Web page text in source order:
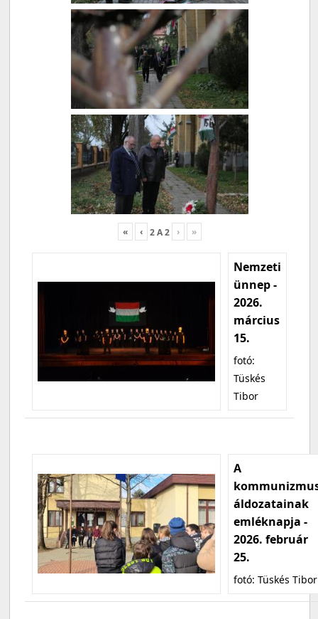
« ‹ 2A2 › »
Nemzeti
ünnep -
2026.
március
15.
fotó:
Tüskés
Tibor
A
áldozatainak
emléknapja -
2026. február
25.
fotó: Tüskés Tibor